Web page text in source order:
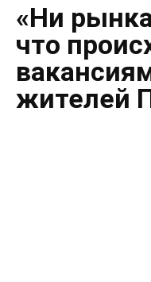
«Ни
что
жителей